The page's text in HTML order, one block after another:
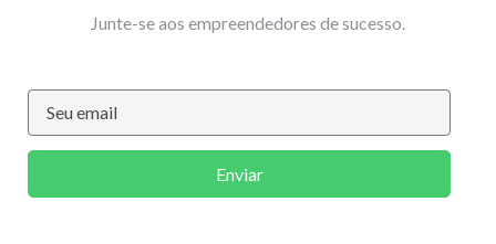
Junte-se aos empreendedores de sucesso.
Enviar